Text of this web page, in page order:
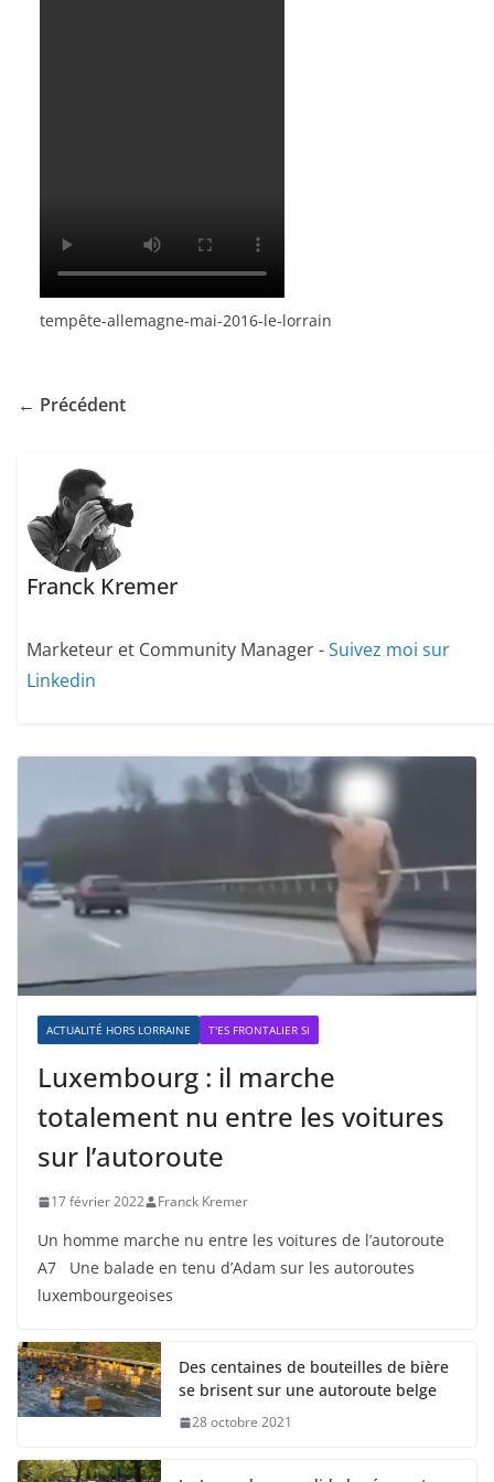
tempête-allemagne-mai-2016-le-lorrain
← Précédent
Franck Kremer
Marketeur et Community Manager -Suivez moi sur
Linkedin
ACTUALITÉ HORS LORRAINE T'ES FRONTALIER SI
Luxembourg : il marche
totalement nu entre les voitures
sur l’autoroute
17 février 2022 Franck Kremer
Un homme marche nu entre les voitures de l’autoroute
A7 Une balade en tenu d’Adam sur les autoroutes
luxembourgeoises
Des centaines de bouteilles de bière
se brisent sur une autoroute belge
28 octobre 2021